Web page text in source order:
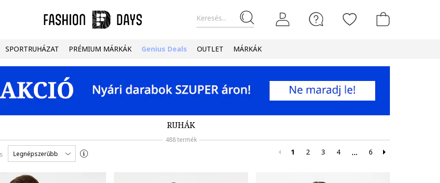
Keresés...
SPORTRUHÁZAT PRÉMIUM MÁRKÁK Genius Deals OUTLET MÁRKÁK
RUHÁK
488 termék
1 2 3 4 ... 6
Legnépszerűbb